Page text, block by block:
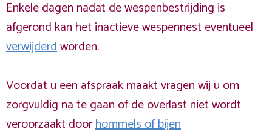
Enkele dagen nadat de wespenbestrijding is
afgerond kan het inactieve wespennest eventueel
verwijderdworden.
Voordat u een afspraak maakt vragen wij u om
zorgvuldig na te gaan of de overlast niet wordt
veroorzaakt doorhommels of bijen